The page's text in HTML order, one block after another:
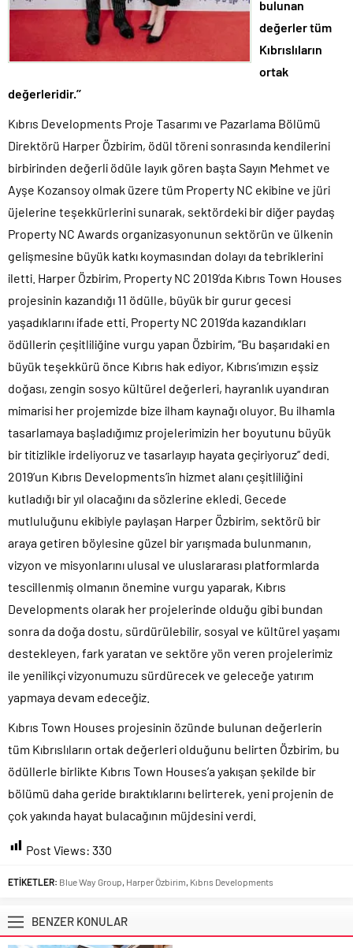
bulunan
değerler tüm
Kıbrıslıların
ortak
değerleridir.’’
Kıbrıs Developments Proje Tasarımı ve Pazarlama Bölümü
Direktörü Harper Özbirim, ödül töreni sonrasında kendilerini
birbirinden değerli ödüle layık gören başta Sayın Mehmet ve
Ayşe Kozansoy olmak üzere tüm Property NC ekibine ve jüri
üjelerine teşekkürlerini sunarak, sektördeki bir diğer paydaş
Property NC Awards organizasyonunun sektörün ve ülkenin
gelişmesine büyük katkı koymasından dolayı da tebriklerini
iletti. Harper Özbirim, Property NC 2019’da Kıbrıs Town Houses
projesinin kazandığı 11 ödülle, büyük bir gurur gecesi
yaşadıklarını ifade etti. Property NC 2019’da kazandıkları
ödüllerin çeşitliliğine vurgu yapan Özbirim, ‘‘Bu başarıdaki en
büyük teşekkürü önce Kıbrıs hak ediyor, Kıbrıs’ımızın eşsiz
doğası, zengin sosyo kültürel değerleri, hayranlık uyandıran
mimarisi her projemizde bize ilham kaynağı oluyor. Bu ilhamla
tasarlamaya başladığımız projelerimizin her boyutunu büyük
bir titizlikle irdeliyoruz ve tasarlayıp hayata geçiriyoruz’’ dedi.
2019’un Kıbrıs Developments’in hizmet alanı çeşitliliğini
kutladığı bir yıl olacağını da sözlerine ekledi. Gecede
mutluluğunu ekibiyle paylaşan Harper Özbirim, sektörü bir
araya getiren böylesine güzel bir yarışmada bulunmanın,
vizyon ve misyonlarını ulusal ve uluslararası platformlarda
tescillenmiş olmanın önemine vurgu yaparak, Kıbrıs
Developments olarak her projelerinde olduğu gibi bundan
sonra da doğa dostu, sürdürülebilir, sosyal ve kültürel yaşamı
destekleyen, fark yaratan ve sektöre yön veren projelerimiz
ile yenilikçi vizyonumuzu sürdürecek ve geleceğe yatırım
yapmaya devam edeceğiz.
Kıbrıs Town Houses projesinin özünde bulunan değerlerin
tüm Kıbrıslıların ortak değerleri olduğunu belirten Özbirim, bu
ödüllerle birlikte Kıbrıs Town Houses’a yakışan şekilde bir
bölümü daha geride bıraktıklarını belirterek, yeni projenin de
çok yakında hayat bulacağının müjdesini verdi.
Post Views: 330
ETİKETLER: Blue Way Group Harper Özbirim Kıbrıs Developments
BENZER KONULAR